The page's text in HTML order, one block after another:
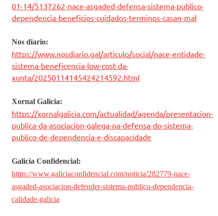
01-14/5137262-nace-asgaded-defensa-sistema-publico-
dependencia-beneficios-cuidados-terminos-casan-mal
Nos diario:
https://www.nosdiario.gal/articulo/social/nace-entidade-
sistema-beneficencia-low-cost-da-
xunta/20250114145424214592.html
Xornal Galicia:
https://xornalgalicia.com/actualidad/agenda/presentacion-
publica-da-asociacion-galega-na-defensa-do-sistema-
publico-de-dependencia-e-discapacidade
Galicia Confidencial:
https://www.galiciaconfidencial.com/noticia/282779-nace-
asgaded-asociacion-defender-sistema-publico-dependencia-
calidade-galicia